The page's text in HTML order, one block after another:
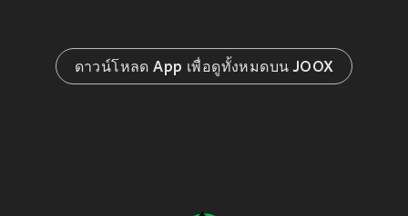
ดาวน์โหลด App เพื่อดูทั้งหมดบน JOOX